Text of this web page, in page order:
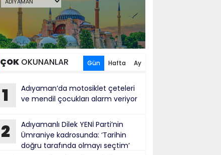
ÇOKOKUNANLAR Gün Hafta Ay
1
Adıyaman’da motosiklet çeteleri
ve mendil çocukları alarm veriyor
2
Adıyamanlı Dilek YENİ Parti’nin
Ümraniye kadrosunda: ‘Tarihin
doğru tarafında olmayı seçtim’